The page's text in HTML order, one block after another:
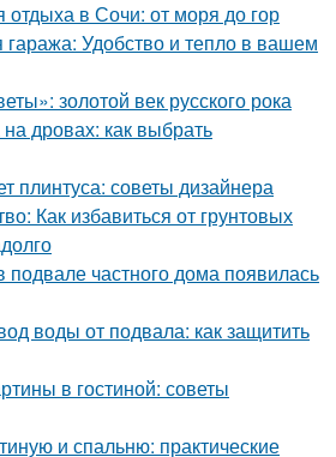
в Сочи: от моря до гор
гаража: Удобство и тепло в вашем
золотой век русского рока
дровах: как выбрать
плинтуса: советы дизайнера
Как избавиться от грунтовых
подвале частного дома появилась
воды от подвала: как защитить
в гостиной: советы
и спальню: практические